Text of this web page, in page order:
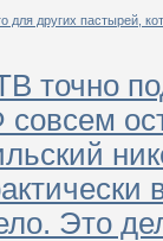
для других пастырей,
точно
Это